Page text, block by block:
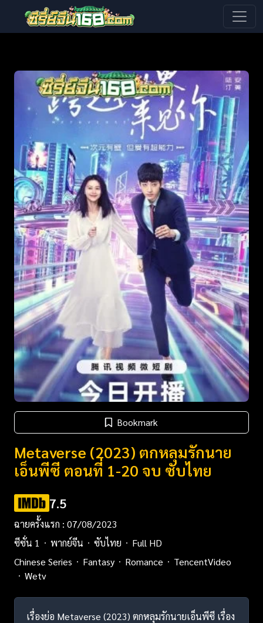
Bookmark
Metaverse (2023) ตกหลุมรักนาย
เอ็นพีซี ตอนที่ 1-20 จบ ซับไทย
7.5
ฉายครั้งแรก : 07/08/2023
ซีซั่น 1
พากย์จีน ซับไทย
Full HD
Chinese Series
Fantasy Romance
TencentVideo
Wetv
เรื่องย่อ Metaverse (2023) ตกหลุมรักนายเอ็นพีซี เรื่อง